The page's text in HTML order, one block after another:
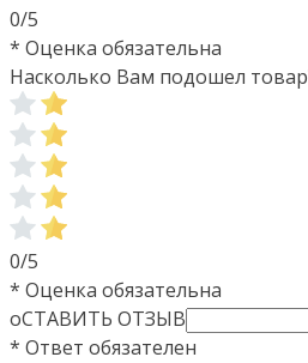
0/5
* Оценка обязательна
Насколько Вам подошел
0/5
* Оценка обязательна
оСТАВИТЬ ОТЗЫВ
* Ответ обязателен